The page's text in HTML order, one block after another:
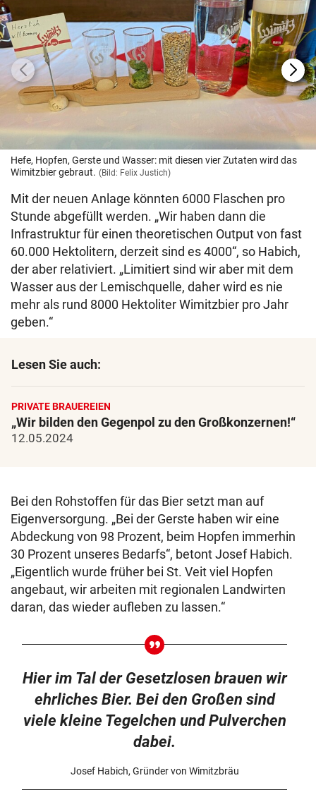
Hefe, Hopfen, Gerste und Wasser: mit diesen vier Zutaten wird das
Wimitzbier gebraut. (Bild: Felix Justich)
Mit der neuen Anlage könnten 6000 Flaschen pro
Stunde abgefüllt werden. „Wir haben dann die
Infrastruktur für einen theoretischen Output von fast
60.000 Hektolitern, derzeit sind es 4000“, so Habich,
der aber relativiert. „Limitiert sind wir aber mit dem
Wasser aus der Lemischquelle, daher wird es nie
mehr als rund 8000 Hektoliter Wimitzbier pro Jahr
geben.“
Lesen Sie auch:
PRIVATE BRAUEREIEN
„Wir bilden den Gegenpol zu den Großkonzernen!“
12.05.2024
Bei den Rohstoffen für das Bier setzt man auf
Eigenversorgung. „Bei der Gerste haben wir eine
Abdeckung von 98 Prozent, beim Hopfen immerhin
30 Prozent unseres Bedarfs“, betont Josef Habich.
„Eigentlich wurde früher bei St. Veit viel Hopfen
angebaut, wir arbeiten mit regionalen Landwirten
daran, das wieder aufleben zu lassen.“
Hier im Tal der Gesetzlosen brauen wir
ehrliches Bier. Bei den Großen sind
viele kleine Tegelchen und Pulverchen
dabei.
Josef Habich, Gründer von Wimitzbräu